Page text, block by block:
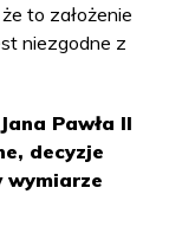
to założenie
niezgodne z
Pawła II
decyzje
wymiarze